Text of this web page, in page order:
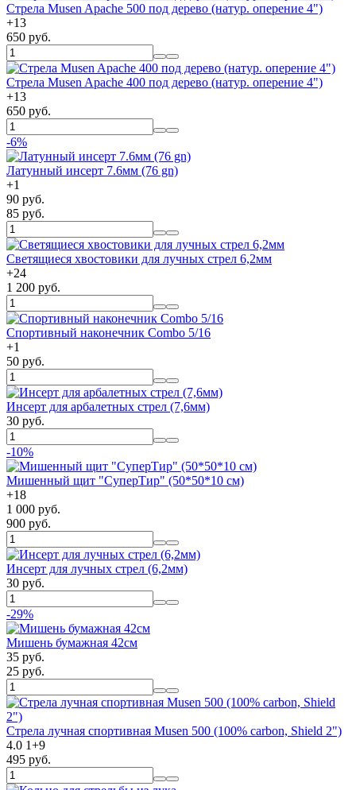
Стрела Musen Apache 500 под дерево (натур. оперение 4")
+13
650 руб.
Стрела Musen Apache 400 под дерево (натур. оперение 4")
+13
650 руб.
-6%
Латунный инсерт 7.6мм (76 gn)
+1
90 руб.
85 руб.
Светящиеся хвостовики для лучных стрел 6,2мм
+24
1 200 руб.
Спортивный наконечник Combo 5/16
+1
50 руб.
Инсерт для арбалетных стрел (7,6мм)
30 руб.
-10%
Мишенный щит "СуперТир" (50*50*10 см)
+18
1 000 руб.
900 руб.
Инсерт для лучных стрел (6,2мм)
30 руб.
-29%
Мишень бумажная 42см
35 руб.
25 руб.
Стрела лучная спортивная Musen 500 (100% carbon, Shield 2")
4.0 1+9
495 руб.